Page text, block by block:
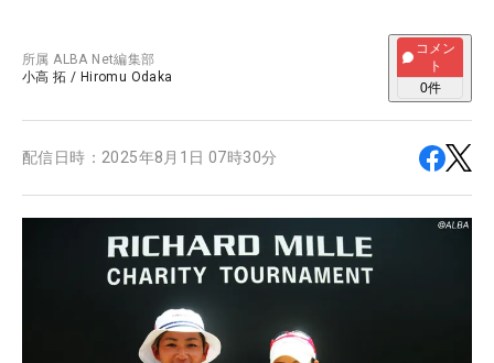
所属ALBA Net編集部
小高 拓 / Hiromu Odaka
コメン
ト
0件
配信日時： 2025年8月1日 07時30分